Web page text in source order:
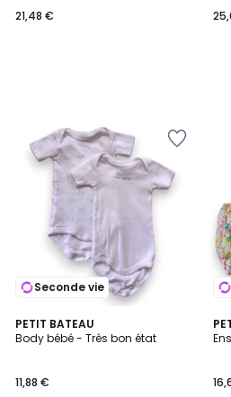
21,48 €
Seconde vie
PETIT BATEAU
Body bébé - Très bon état
11,88 €